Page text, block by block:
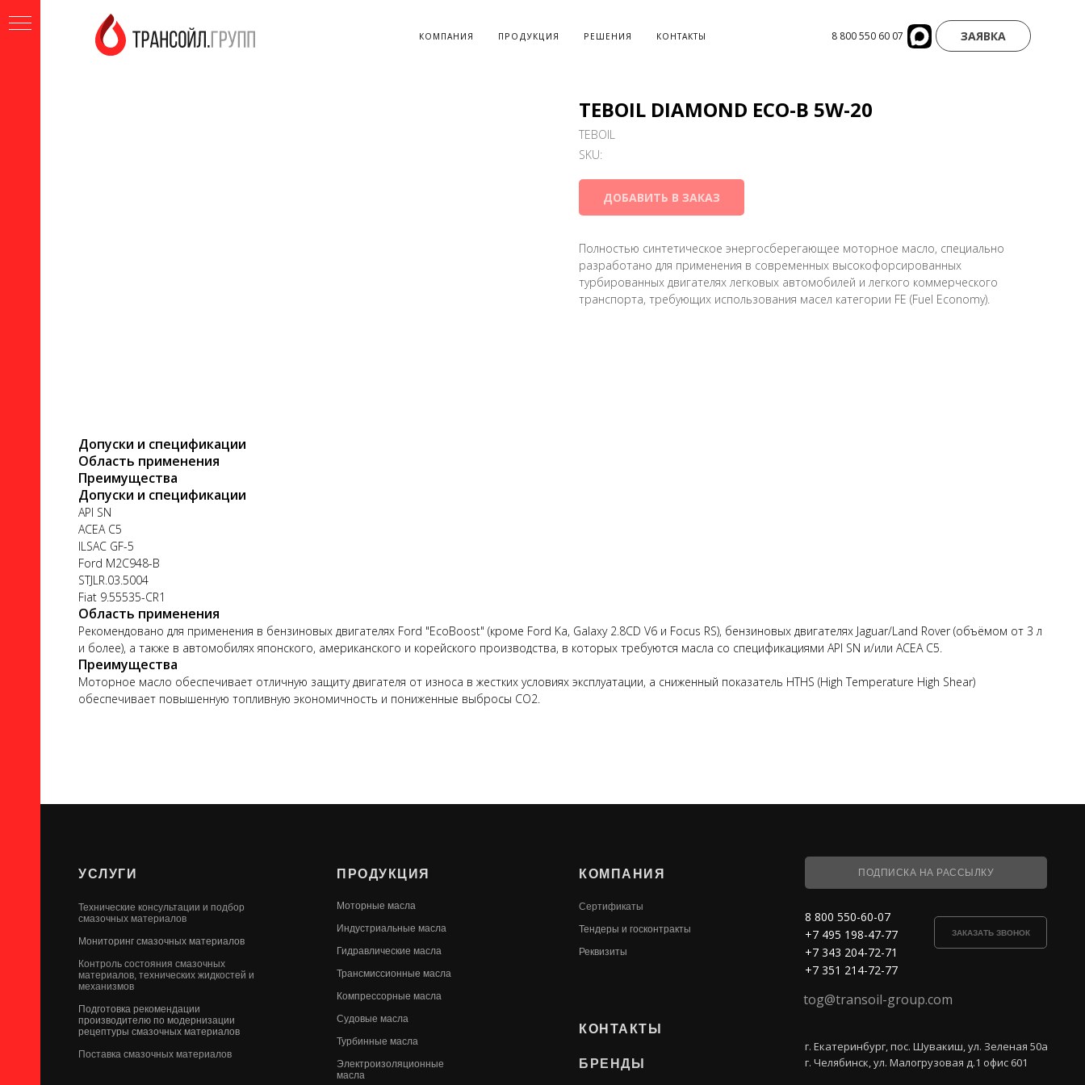
КОМПАНИЯ ПРОДУКЦИЯ РЕШЕНИЯ КОНТАКТЫ 8 800 550 60 07 ЗАЯВКА
TEBOIL DIAMOND ECO-B 5W-20
TEBOIL
SKU:
ДОБАВИТЬ В ЗАКАЗ
Полностью синтетическое энергосберегающее моторное масло, специально
разработано для применения в современных высокофорсированных
турбированных двигателях легковых автомобилей и легкого коммерческого
транспорта, требующих использования масел категории FE (Fuel Economy).
Допуски и спецификации
Область применения
Преимущества
Допуски и спецификации
API SN
ACEA C5
ILSAC GF-5
Ford M2C948-B
STJLR.03.5004
Fiat 9.55535-CR1
Область применения
Рекомендовано для применения в бензиновых двигателях Ford "EcoBoost" (кроме Ford Ka, Galaxy 2.8CD V6 и Focus RS), бензиновых двигателях Jaguar/Land Rover (объёмом от 3 л
и более), а также в автомобилях японского, американского и корейского производства, в которых требуются масла со спецификациями API SN и/или ACEA C5.
Преимущества
Моторное масло обеспечивает отличную защиту двигателя от износа в жестких условиях эксплуатации, а сниженный показатель HTHS (High Temperature High Shear)
обеспечивает повышенную топливную экономичность и пониженные выбросы CO2.
УСЛУГИ
Технические консультации и подбор
смазочных материалов
Мониторинг смазочных материалов
Контроль состояния смазочных
материалов, технических жидкостей и
механизмов
Подготовка рекомендации
производителю по модернизации
рецептуры смазочных материалов
Поставка смазочных материалов
ПРОДУКЦИЯ КОМПАНИЯ ПОДПИСКА НА РАССЫЛКУ
8 800 550-60-07
+7 495 198-47-77
+7 343 204-72-71
+7 351 214-72-77
ЗАКАЗАТЬ ЗВОНОК
tog@transoil-group.com
г. Екатеринбург, пос. Шувакиш, ул. Зеленая 50а
г. Челябинск, ул. Малогрузовая д.1 офис 601
Моторные масла
Индустриальные масла
Гидравлические масла
Трансмиссионные масла
Компрессорные масла
Судовые масла
Турбинные масла
Электроизоляционные
масла
Сертификаты
Тендеры и госконтракты
Реквизиты
КОНТАКТЫ
БРЕНДЫ